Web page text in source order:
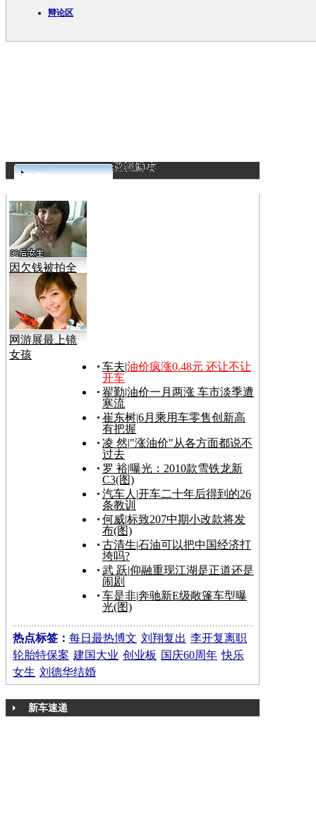
辩论区
更多>>
因欠钱被拍全
裸视频
网游展最上镜
女孩
车夫|油价疯涨0.48元 还让不让
开车
翟勤|油价一月两涨 车市淡季遭
寒流
崔东树|6月乘用车零售创新高
有把握
凌 然|"涨油价"从各方面都说不
过去
罗 裕|曝光：2010款雪铁龙新
C3(图)
汽车人 |开车二十年后得到的26
条教训
何威|标致207中期小改款将发
布(图)
古清生|石油可以把中国经济打
垮吗?
武 跃|仰融重现江湖是正道还是
闹剧
车是非|奔驰新E级敞篷车型曝
光(图)
热点标签： 每日最热博文 刘翔复出 李开复离职
轮胎特保案 建国大业 创业板 国庆60周年 快乐
女生 刘德华结婚
新车速递